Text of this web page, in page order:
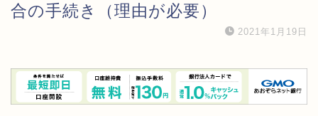
合の手続き（理由が必要）
2021年1月19日